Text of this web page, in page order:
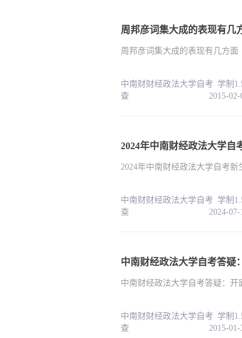
周邦彦词集大成的表现有几
周邦彦词集大成的表现有几方面
中南财财经政法大学自考 学制
查 2015-02-
2024年中南财经政法大学自考新
中南财财经政法大学自考 学制
查 2024-07-
中南财经政法大学自考答疑
中南财经政法大学自考答疑：
中南财财经政法大学自考 学制
查 2015-01-